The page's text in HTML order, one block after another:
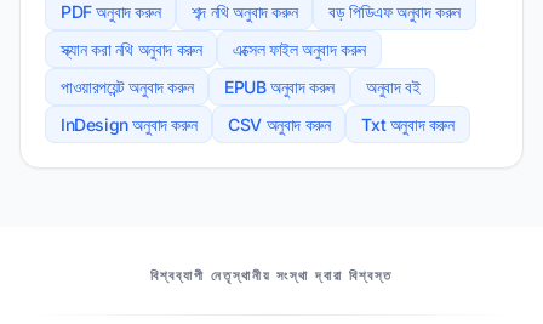
PDF অনুবাদ করুন শব্দ নথি অনুবাদ করুন
বড় পিডিএফ অনুবাদ করুন
স্ক্যান করা নথি অনুবাদ করুন
এক্সেল ফাইল অনুবাদ করুন
পাওয়ারপয়েন্ট অনুবাদ করুন
EPUB অনুবাদ করুন
অনুবাদ বই
InDesign অনুবাদ করুন
CSV অনুবাদ করুন Txt অনুবাদ করুন
বিশ্বব্যাপী নেতৃস্থানীয় সংস্থা দ্বারা বিশ্বস্ত